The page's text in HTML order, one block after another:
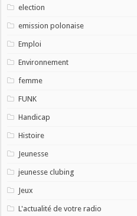
election
emission polonaise
Emploi
Environnement
femme
FUNK
Handicap
Histoire
Jeunesse
jeunesse clubing
Jeux
L'actualité de votre radio